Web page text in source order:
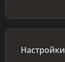
Настройки